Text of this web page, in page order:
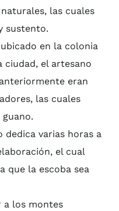
las cuales
sustento.
en la colonia
ciudad, el artesano
eran
las cuales
dedica varias horas a
el cual
que la escoba sea
a los montes